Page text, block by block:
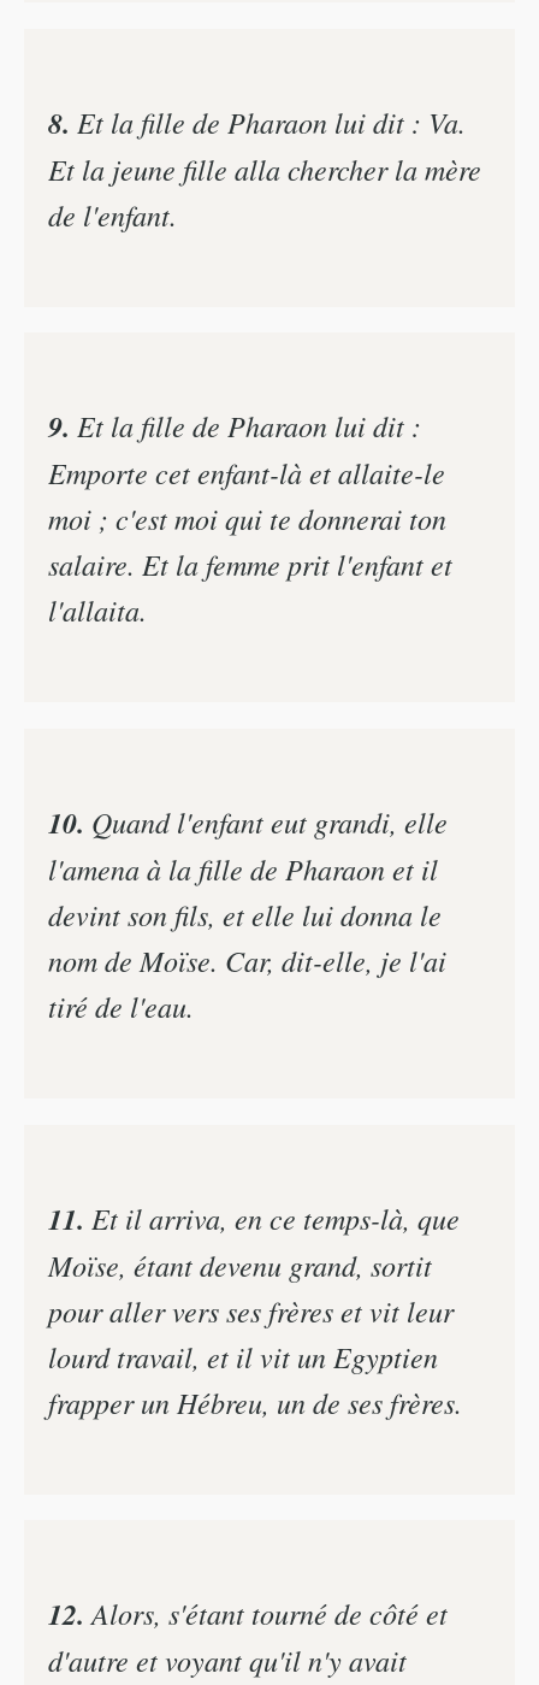
8. Et la fille de Pharaon lui dit : Va.
Et la jeune fille alla chercher la mère
de l'enfant.
9. Et la fille de Pharaon lui dit :
Emporte cet enfant-là et allaite-le
moi ; c'est moi qui te donnerai ton
salaire. Et la femme prit l'enfant et
l'allaita.
10. Quand l'enfant eut grandi, elle
l'amena à la fille de Pharaon et il
devint son fils, et elle lui donna le
nom de Moïse. Car, dit-elle, je l'ai
tiré de l'eau.
11. Et il arriva, en ce temps-là, que
Moïse, étant devenu grand, sortit
pour aller vers ses frères et vit leur
lourd travail, et il vit un Egyptien
frapper un Hébreu, un de ses frères.
12. Alors, s'étant tourné de côté et
d'autre et voyant qu'il n'y avait